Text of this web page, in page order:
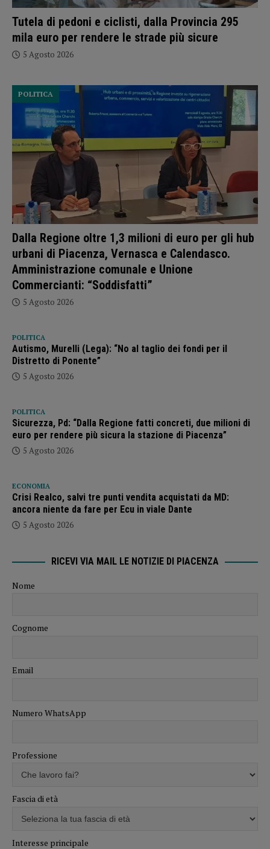
Tutela di pedoni e ciclisti, dalla Provincia 295
mila euro per rendere le strade più sicure
5 Agosto 2026
Dalla Regione oltre 1,3 milioni di euro per gli hub
urbani di Piacenza, Vernasca e Calendasco.
Amministrazione comunale e Unione
Commercianti: “Soddisfatti”
POLITICA
5 Agosto 2026
POLITICA
Autismo, Murelli (Lega): “No al taglio dei fondi per il
Distretto di Ponente”
5 Agosto 2026
POLITICA
Sicurezza, Pd: “Dalla Regione fatti concreti, due milioni di
euro per rendere più sicura la stazione di Piacenza”
5 Agosto 2026
ECONOMIA
Crisi Realco, salvi tre punti vendita acquistati da MD:
ancora niente da fare per Ecu in viale Dante
5 Agosto 2026
RICEVI VIA MAIL LE NOTIZIE DI PIACENZA
Nome
Cognome
Email
Numero WhatsApp
Professione
Fascia di età
Interesse principale